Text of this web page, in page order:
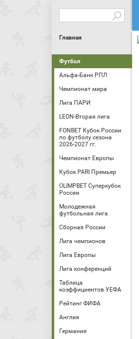
Главная
Футбол
Альфа-Банк РПЛ
Чемпионат мира
Лига ПАРИ
LEON-Вторая лига
FONBET Кубок России
по футболу сезона
2026-2027 гг.
Чемпионат Европы
Кубок PARI Премьер
OLIMPBET Суперкубок
России
Молодежная
футбольная лига
Сборная России
Лига чемпионов
Лига Европы
Лига конференций
Таблица
коэффициентов УЕФА
Рейтинг ФИФА
Англия
Германия